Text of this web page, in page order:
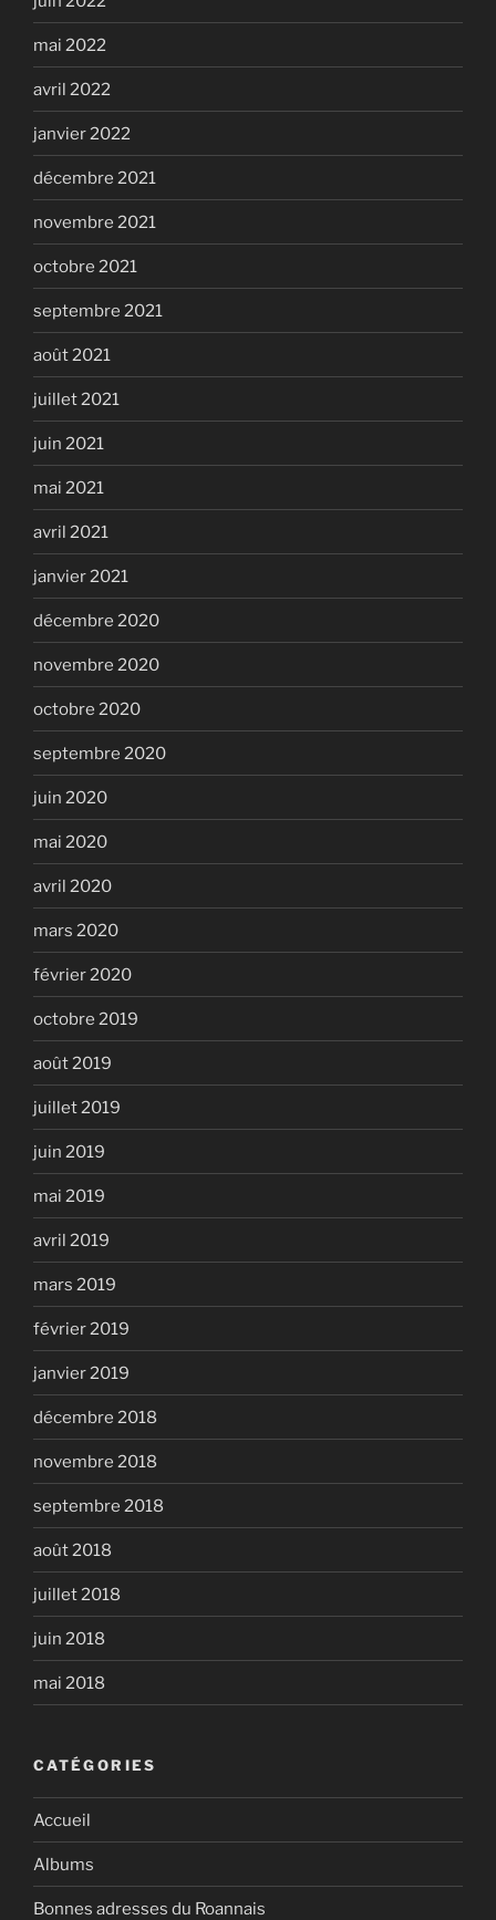
mai 2022
avril 2022
janvier 2022
décembre 2021
novembre 2021
octobre 2021
septembre 2021
août 2021
juillet 2021
juin 2021
mai 2021
avril 2021
janvier 2021
décembre 2020
novembre 2020
octobre 2020
septembre 2020
juin 2020
mai 2020
avril 2020
mars 2020
février 2020
octobre 2019
août 2019
juillet 2019
juin 2019
mai 2019
avril 2019
mars 2019
février 2019
janvier 2019
décembre 2018
novembre 2018
septembre 2018
août 2018
juillet 2018
juin 2018
mai 2018
CATÉGORIES
Accueil
Albums
Bonnes adresses du Roannais